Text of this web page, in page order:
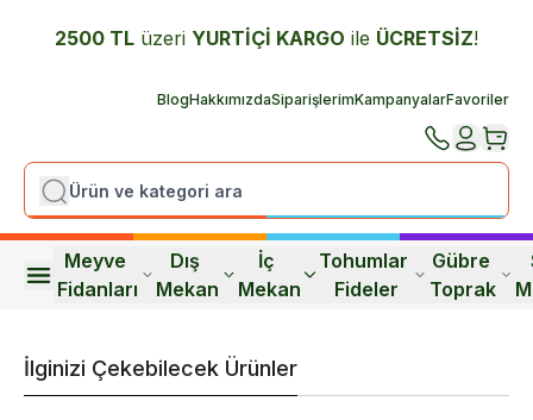
2500 TL üzeri YURTİÇİ KARGO ile ÜCRETSİZ!
BlogHakkımızdaSiparişlerimKampanyalarFavoriler
Meyve
Fidanları
Dış
Mekan
İç
Mekan
Tohumlar
Fideler
Gübre
Toprak
İlginizi Çekebilecek Ürünler